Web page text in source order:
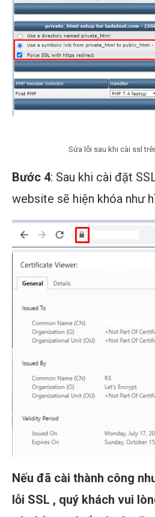
Sửa lỗi sau khi cài ssl
Bước 4: Sau khi cài đặt
website sẽ hiện khóa như
Nếu đã cài thành công
lỗi SSL , quý khách vui